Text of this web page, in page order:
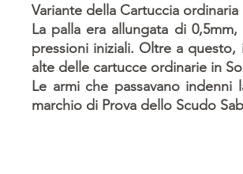
Variante della Cartuccia
La palla era allungata di
pressioni iniziali. Oltre a
alte delle cartucce ordinarie in
Le armi che passavano
marchio di Prova dello Scudo